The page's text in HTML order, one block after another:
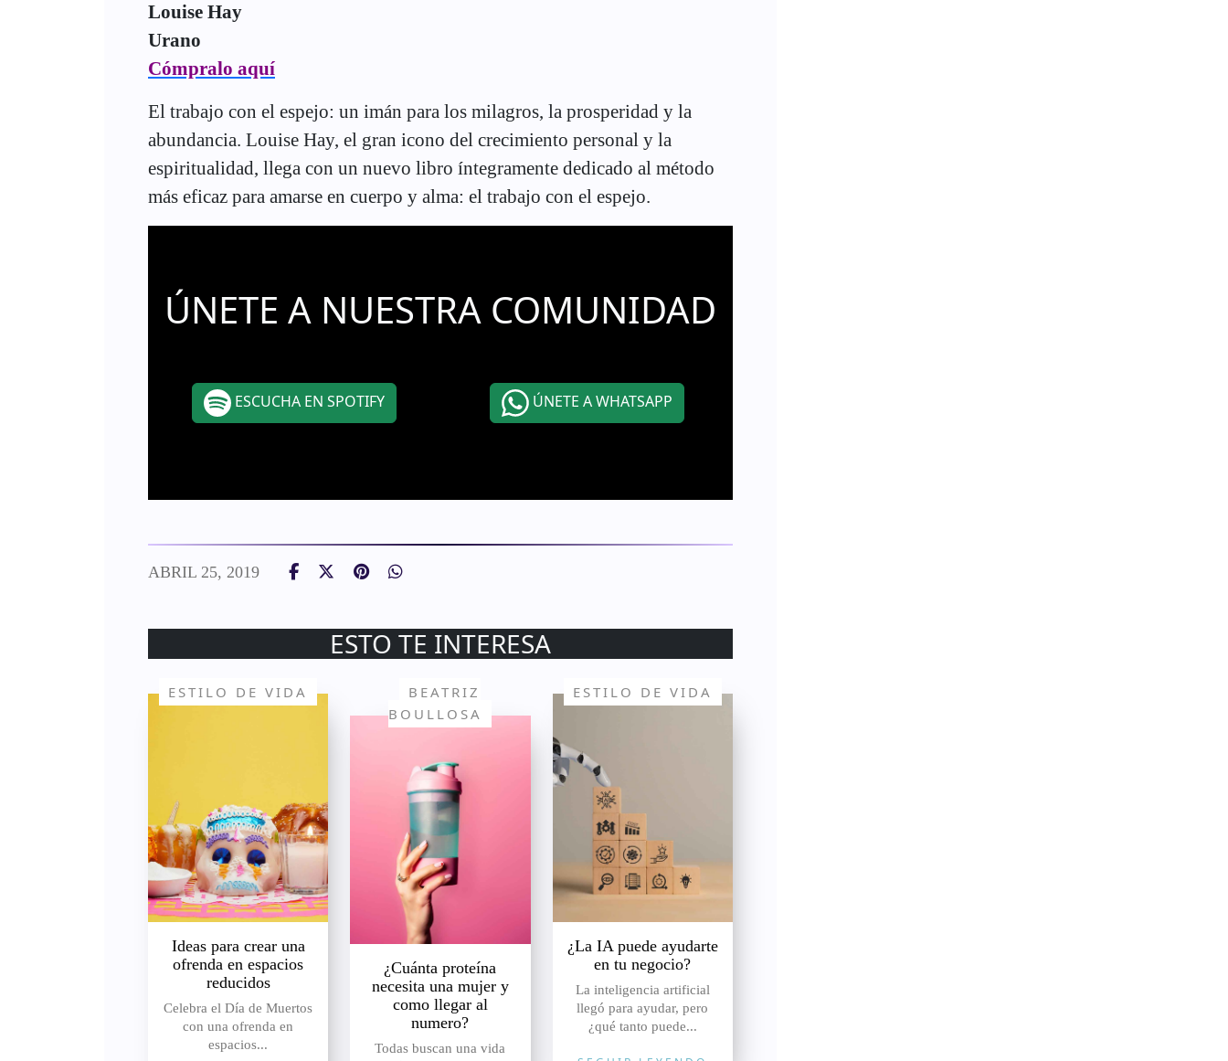
Louise Hay
Urano
Cómpralo aquí
El trabajo con el espejo: un imán para los milagros, la prosperidad y la
abundancia. Louise Hay, el gran icono del crecimiento personal y la
espiritualidad, llega con un nuevo libro íntegramente dedicado al método
más eficaz para amarse en cuerpo y alma: el trabajo con el espejo.
ÚNETE A NUESTRA COMUNIDAD
ESCUCHA EN SPOTIFY ÚNETE A WHATSAPP
ABRIL 25, 2019
ESTO TE INTERESA
ESTILO DE VIDA
Ideas para crear una
ofrenda en espacios
reducidos
Celebra el Día de Muertos
con una ofrenda en
espacios...
BEATRIZ
BOULLOSA
¿Cuánta proteína
necesita una mujer y
como llegar al
numero?
Todas buscan una vida
ESTILO DE VIDA
¿La IA puede ayudarte
en tu negocio?
La inteligencia artificial
llegó para ayudar, pero
¿qué tanto puede...